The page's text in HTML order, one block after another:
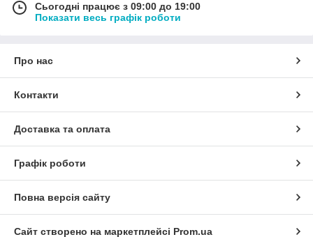
Сьогодні працює з 09:00 до 19:00
Показати весь графік роботи
Про нас
Контакти
Доставка та оплата
Графік роботи
Повна версія сайту
Сайт створено на маркетплейсі Prom.ua